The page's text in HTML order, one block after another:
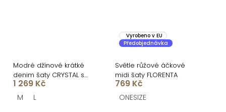
Modré džínové krátké
denim šaty CRYSTAL s
dlouhým rukávem
1 269 Kč
M L
Vyrobeno v EU
Předobjednávka
Světle růžové áčkové
midi šaty FLORENTA
769 Kč
ONESIZE